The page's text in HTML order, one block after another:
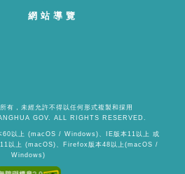
網站導覽
有，未經允許不得以任何形式複製和採用
GOV. ALL RIGHTS RESERVED.
60以上 (macOS / Windows)、IE版本11以上 或
以上 (macOS)、Firefox版本48以上(macOS /
Windows)